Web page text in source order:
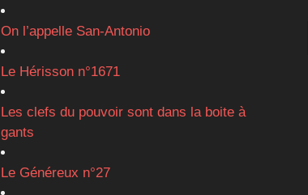
On l’appelle San-Antonio
Le Hérisson n°1671
Les clefs du pouvoir sont dans la boite à
gants
Le Généreux n°27